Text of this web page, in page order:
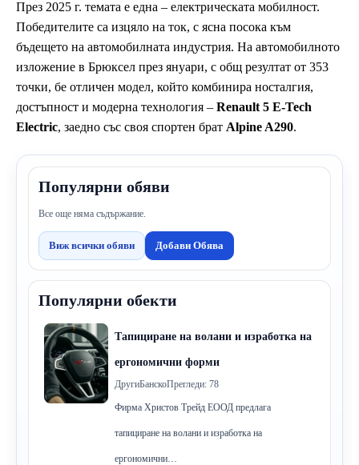
През 2025 г. темата е една – електрическата мобилност.
Победителите са изцяло на ток, с ясна посока към
бъдещето на автомобилната индустрия. На автомобилното
изложение в Брюксел през януари, с общ резултат от 353
точки, бе отличен модел, който комбинира носталгия,
достъпност и модерна технология – Renault 5 E-Tech
Electric, заедно със своя спортен брат Alpine A290.
Популярни обяви
Все още няма съдържание.
Виж всички обяви Добави Обява
Популярни обекти
Тапициране на волани и изработка на
ергономични форми
ДругиБанскоПрегледи: 78
Фирма Христов Трейд ЕООД предлага
тапициране на волани и изработка на
ергономични…